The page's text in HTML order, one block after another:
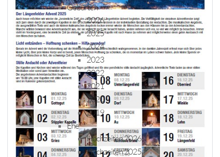
Geburten
2026
2025
2024
2023
2022
2021
2020
2019
Ehe
Hochzeiten 2026
Hochzeiten 2025